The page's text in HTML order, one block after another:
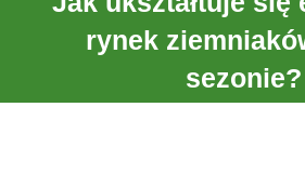
rynek
sezonie?